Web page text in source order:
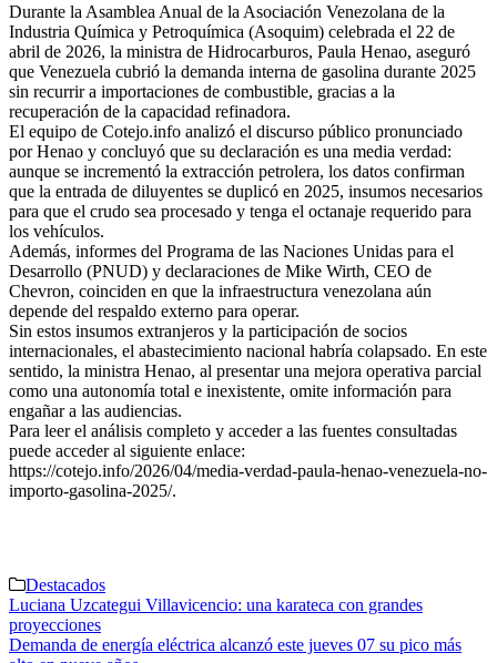
Durante la Asamblea Anual de la Asociación Venezolana de la
Industria Química y Petroquímica (Asoquim) celebrada el 22 de
abril de 2026, la ministra de Hidrocarburos, Paula Henao, aseguró
que Venezuela cubrió la demanda interna de gasolina durante 2025
sin recurrir a importaciones de combustible, gracias a la
recuperación de la capacidad refinadora.
El equipo de Cotejo.info analizó el discurso público pronunciado
por Henao y concluyó que su declaración es una media verdad:
aunque se incrementó la extracción petrolera, los datos confirman
que la entrada de diluyentes se duplicó en 2025, insumos necesarios
para que el crudo sea procesado y tenga el octanaje requerido para
los vehículos.
Además, informes del Programa de las Naciones Unidas para el
Desarrollo (PNUD) y declaraciones de Mike Wirth, CEO de
Chevron, coinciden en que la infraestructura venezolana aún
depende del respaldo externo para operar.
Sin estos insumos extranjeros y la participación de socios
internacionales, el abastecimiento nacional habría colapsado. En este
sentido, la ministra Henao, al presentar una mejora operativa parcial
como una autonomía total e inexistente, omite información para
engañar a las audiencias.
Para leer el análisis completo y acceder a las fuentes consultadas
puede acceder al siguiente enlace:
https://cotejo.info/2026/04/media-verdad-paula-henao-venezuela-no-
importo-gasolina-2025/.
Destacados
Navegación
de
Luciana Uzcategui Villavicencio: una karateca con grandes
proyecciones
Demanda de energía eléctrica alcanzó este jueves 07 su pico más